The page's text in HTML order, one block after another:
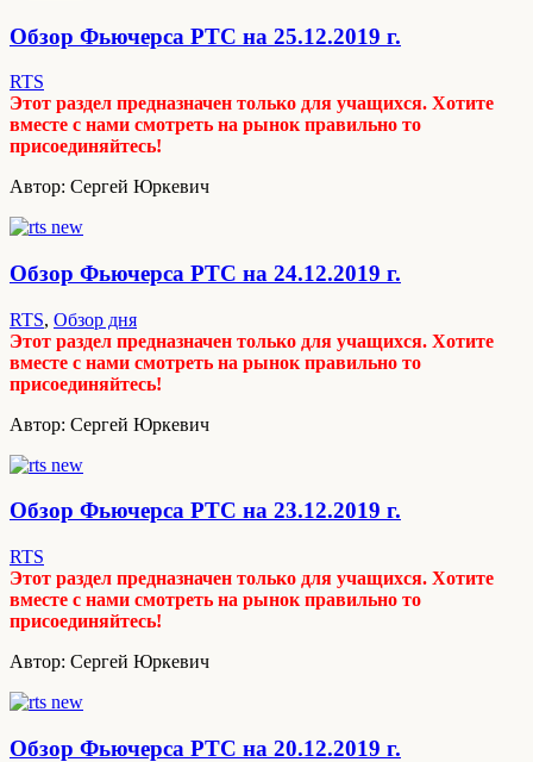
Обзор Фьючерса РТС на 25.12.2019 г.
RTS
Этот раздел предназначен только для учащихся. Хотите
вместе с нами смотреть на рынок правильно то
присоединяйтесь!
Автор: Сергей Юркевич
Обзор Фьючерса РТС на 24.12.2019 г.
RTS, Обзор дня
Этот раздел предназначен только для учащихся. Хотите
вместе с нами смотреть на рынок правильно то
присоединяйтесь!
Автор: Сергей Юркевич
Обзор Фьючерса РТС на 23.12.2019 г.
RTS
Этот раздел предназначен только для учащихся. Хотите
вместе с нами смотреть на рынок правильно то
присоединяйтесь!
Автор: Сергей Юркевич
Обзор Фьючерса РТС на 20.12.2019 г.